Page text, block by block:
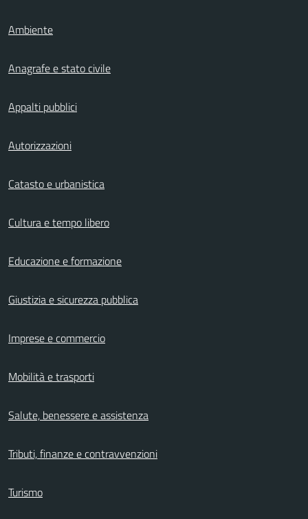
Ambiente
Anagrafe e stato civile
Appalti pubblici
Autorizzazioni
Catasto e urbanistica
Cultura e tempo libero
Educazione e formazione
Giustizia e sicurezza pubblica
Imprese e commercio
Mobilità e trasporti
Salute, benessere e assistenza
Tributi, finanze e contravvenzioni
Turismo